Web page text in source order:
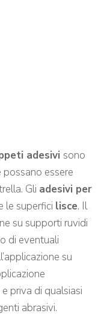
adesivi sono
possano essere
Gli adesivi per
le superfici lisce. Il
su supporti ruvidi
di eventuali
su
priva di qualsiasi
abrasivi.